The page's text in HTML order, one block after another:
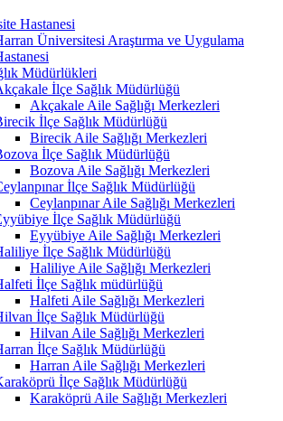
Hastanesi
Üniversitesi Araştırma ve Uygulama
Müdürlükleri
İlçe Sağlık Müdürlüğü
Akçakale Aile Sağlığı Merkezleri
İlçe Sağlık Müdürlüğü
Birecik Aile Sağlığı Merkezleri
İlçe Sağlık Müdürlüğü
Bozova Aile Sağlığı Merkezleri
İlçe Sağlık Müdürlüğü
Ceylanpınar Aile Sağlığı Merkezleri
İlçe Sağlık Müdürlüğü
Eyyübiye Aile Sağlığı Merkezleri
İlçe Sağlık Müdürlüğü
Haliliye Aile Sağlığı Merkezleri
İlçe Sağlık müdürlüğü
Halfeti Aile Sağlığı Merkezleri
İlçe Sağlık Müdürlüğü
Hilvan Aile Sağlığı Merkezleri
İlçe Sağlık Müdürlüğü
Harran Aile Sağlığı Merkezleri
İlçe Sağlık Müdürlüğü
Karaköprü Aile Sağlığı Merkezleri